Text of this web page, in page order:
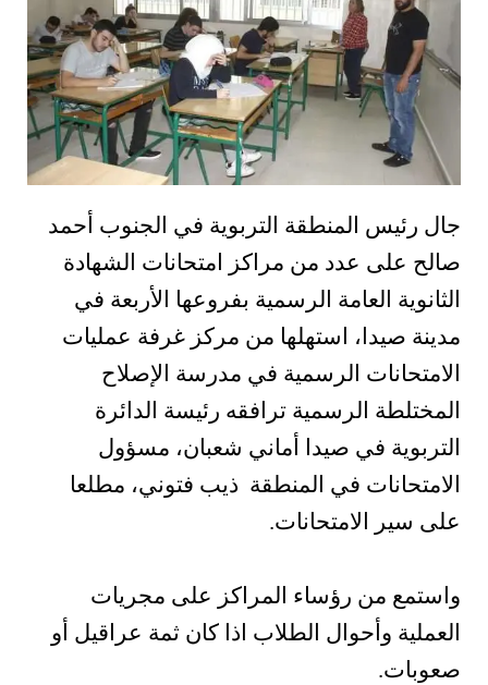
جال رئيس المنطقة التربوية في الجنوب أحمد
صالح على عدد من مراكز امتحانات الشهادة
الثانوية العامة الرسمية بفروعها الأربعة في
مدينة صيدا، استهلها من مركز غرفة عمليات
الامتحانات الرسمية في مدرسة الإصلاح
المختلطة الرسمية ترافقه رئيسة الدائرة
التربوية في صيدا أماني شعبان، مسؤول
الامتحانات في المنطقة ذيب فتوني، مطلعا
على سير الامتحانات.
واستمع من رؤساء المراكز على مجريات
العملية وأحوال الطلاب اذا كان ثمة عراقيل أو
صعوبات.